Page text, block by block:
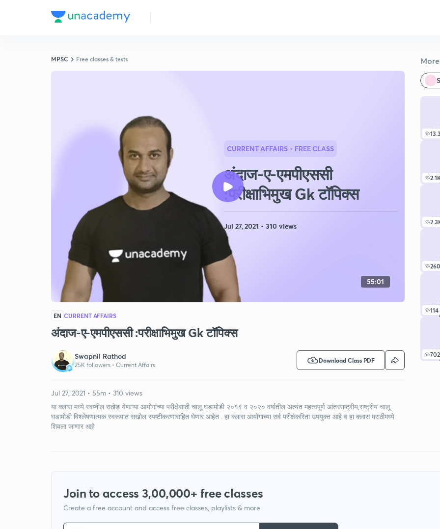
MPSC Free classes & tests
260
114
702
CURRENT AFFAIRS • FREE CLASS
अंदाज-ए-एमपीएससी
:परीक्षाभिमुख Gk टॉपिक्स
Jul 27, 2021 • 310 views
55:01
EN CURRENT AFFAIRS
अंदाज-ए-एमपीएससी :परीक्षाभिमुख Gk टॉपिक्स
Swapnil Rathod
25K followers • Current Affairs
Download Class PDF
Jul 27, 2021 • 55m • 310 views
या क्लास मध्ये स्वप्नील राठोड येणाऱ्या आयोगांच्या परीक्षेसाठी चालू घडामोडी २०१९ व २०२० वर्षातील अत्यंत महत्वपूर्ण आंतरराष्ट्रीय,राष्ट्रीय चालू
घडामोडी विश्लेषणात्मक स्वरूपात सखोल स्पष्टीकरणासहित घेणार आहेत . हा क्लास आयोगाच्या सर्व परीक्षेकरिता उपयुक्त आहे व हा क्लास मराठीमध्ये
शिवला जाणार आहे
Join to access 3,00,000+ free classes
Create a free account and access free classes, playlists & more